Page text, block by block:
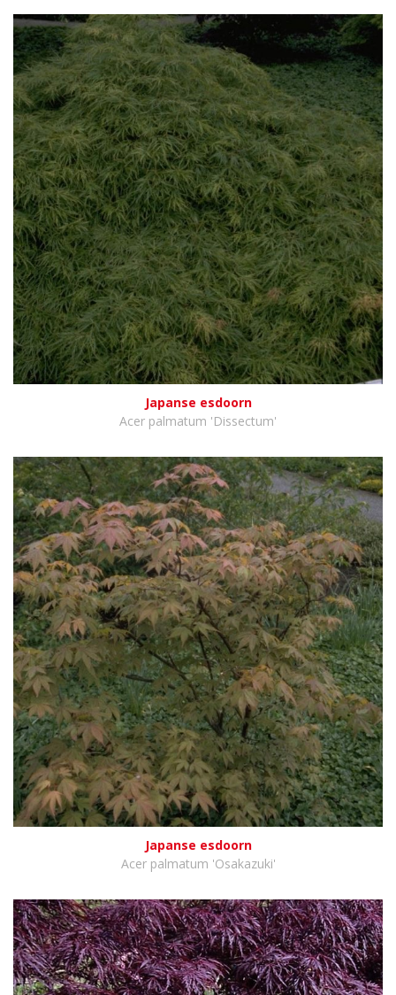
Japanse esdoorn
Acer palmatum 'Dissectum'
Japanse esdoorn
Acer palmatum 'Osakazuki'